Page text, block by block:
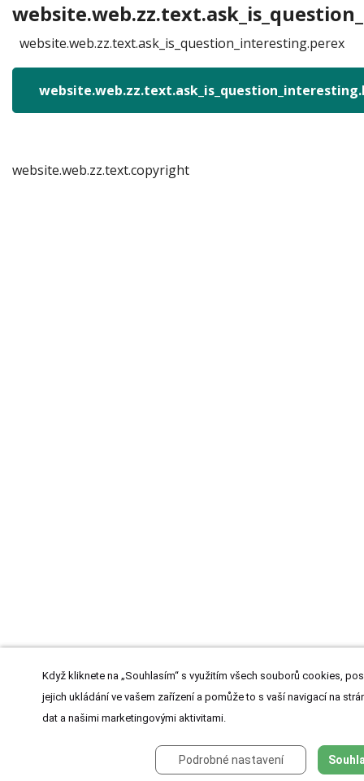
website.web.zz.text.ask_is_question_interesting.perex
website.web.zz.text.copyright
Když kliknete na „Souhlasím“ s využitím všech souborů cookies,
jejich ukládání ve vašem zařízení a pomůže to s vaší navigací na
dat a našimi marketingovými aktivitami.
Podrobné nastavení